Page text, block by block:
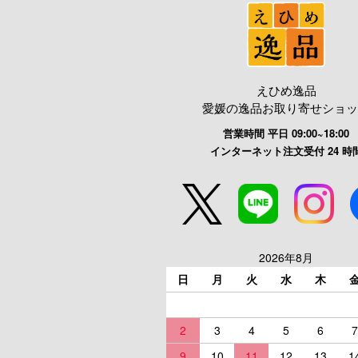
えひめ逸品
愛媛の逸品お取り寄せショ
営業時間 平日 09:00~18:00
インターネット注文受付 24 時
2026年8月
日
月 火 水 木
2 3 4 5 6
7